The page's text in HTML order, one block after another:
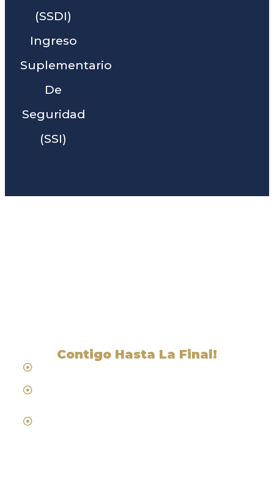
(SSDI)
Ingreso
Suplementario
De
Seguridad
(SSI)
Contigo Hasta La Final!